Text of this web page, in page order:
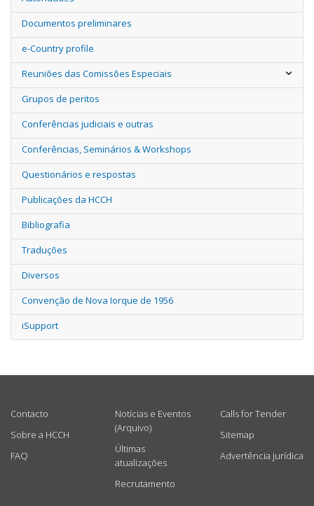
Documentos preliminares
e-Country profile
Reuniões das Comissões Especiais
Grupos de peritos
Conferências judiciais e outras
Conferências, Seminários & Workshops
Questionários e respostas
Publicações da HCCH
Bibliografia
Traduções
Diversos
Convenção de Nova Iorque de 1956
iSupport
Contacto
Sobre a HCCH
FAQ
Notícias e Eventos
(Arquivo)
Últimas
atualizações
Recrutamento
Calls for Tender
Sitemap
Advertência jurídica